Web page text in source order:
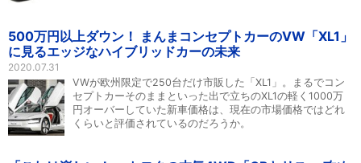
500万円以上ダウン！ まんまコンセプトカーのVW「XL1」
に見るエッジなハイブリッドカーの未来
2020.07.31
VWが欧州限定で250台だけ市販した「XL1」。まるでコン
セプトカーそのままといった出で立ちのXL1の軽く1000万
円オーバーしていた新車価格は、現在の市場価格ではどれ
くらいと評価されているのだろうか。